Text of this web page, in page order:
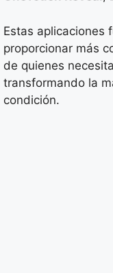
Estas aplicaciones
proporcionar más
de quienes
transformando la
condición.